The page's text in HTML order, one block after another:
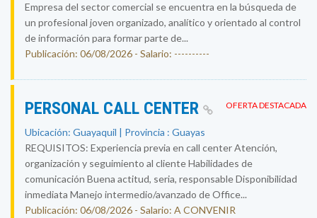
Empresa del sector comercial se encuentra en la búsqueda de
un profesional joven organizado, analítico y orientado al control
de información para formar parte de...
Publicación: 06/08/2026 - Salario: ----------
OFERTA DESTACADA
PERSONAL CALL CENTER
Ubicación: Guayaquil | Provincia : Guayas
REQUISITOS: Experiencia previa en call center Atención,
organización y seguimiento al cliente Habilidades de
comunicación Buena actitud, seria, responsable Disponibilidad
inmediata Manejo intermedio/avanzado de Office...
Publicación: 06/08/2026 - Salario: A CONVENIR